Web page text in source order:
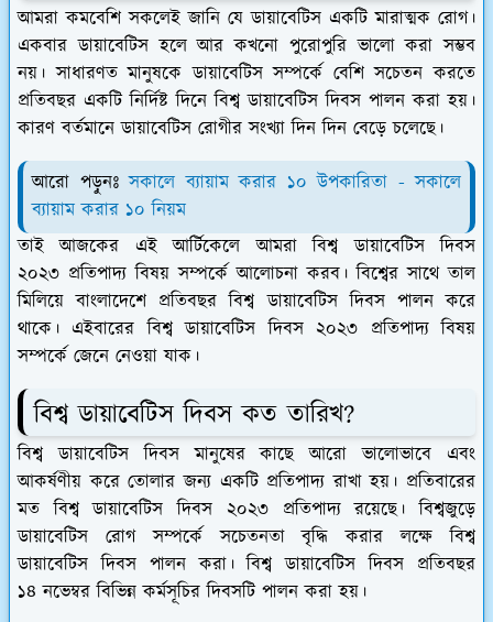
আমরা কমবেশি সকলেই জানি যে ডায়াবেটিস একটি মারাত্মক রোগ।
একবার ডায়াবেটিস হলে আর কখনো পুরোপুরি ভালো করা সম্ভব
নয়। সাধারণত মানুষকে ডায়াবেটিস সম্পর্কে বেশি সচেতন করতে
প্রতিবছর একটি নির্দিষ্ট দিনে বিশ্ব ডায়াবেটিস দিবস পালন করা হয়।
কারণ বর্তমানে ডায়াবেটিস রোগীর সংখ্যা দিন দিন বেড়ে চলেছে।
আরো পড়ুনঃসকালে ব্যায়াম করার ১০ উপকারিতা - সকালে
ব্যায়াম করার ১০ নিয়ম
তাই আজকের এই আর্টিকেলে আমরা বিশ্ব ডায়াবেটিস দিবস
২০২৩ প্রতিপাদ্য বিষয় সম্পর্কে আলোচনা করব। বিশ্বের সাথে তাল
মিলিয়ে বাংলাদেশে প্রতিবছর বিশ্ব ডায়াবেটিস দিবস পালন করে
থাকে। এইবারের বিশ্ব ডায়াবেটিস দিবস ২০২৩ প্রতিপাদ্য বিষয়
সম্পর্কে জেনে নেওয়া যাক।
বিশ্ব ডায়াবেটিস দিবস কত তারিখ?
বিশ্ব ডায়াবেটিস দিবস মানুষের কাছে আরো ভালোভাবে এবং
আকর্ষণীয় করে তোলার জন্য একটি প্রতিপাদ্য রাখা হয়। প্রতিবারের
মত বিশ্ব ডায়াবেটিস দিবস ২০২৩ প্রতিপাদ্য রয়েছে। বিশ্বজুড়ে
ডায়াবেটিস রোগ সম্পর্কে সচেতনতা বৃদ্ধি করার লক্ষে বিশ্ব
ডায়াবেটিস দিবস পালন করা। বিশ্ব ডায়াবেটিস দিবস প্রতিবছর
১৪ নভেম্বর বিভিন্ন কর্মসূচির দিবসটি পালন করা হয় ।